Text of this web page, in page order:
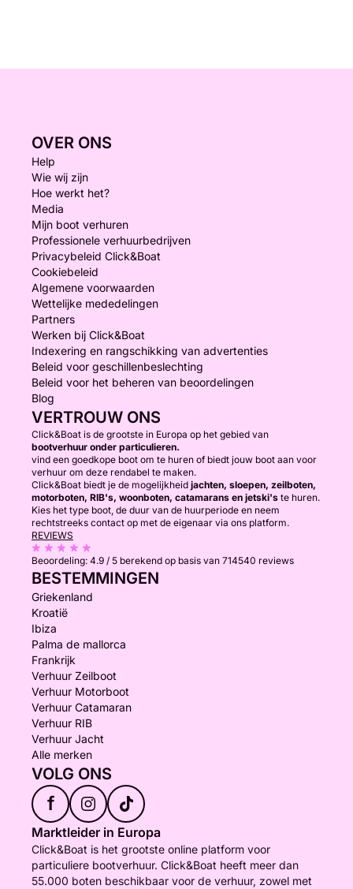
OVER ONS
Help
Wie wij zijn
Hoe werkt het?
Media
Mijn boot verhuren
Professionele verhuurbedrijven
Privacybeleid Click&Boat
Cookiebeleid
Algemene voorwaarden
Wettelijke mededelingen
Partners
Werken bij Click&Boat
Indexering en rangschikking van advertenties
Beleid voor geschillenbeslechting
Beleid voor het beheren van beoordelingen
Blog
VERTROUW ONS
Click&Boat is de grootste in Europa op het gebied van
bootverhuur onder particulieren.
vind een goedkope boot om te huren of biedt jouw boot aan voor
verhuur om deze rendabel te maken.
Click&Boat biedt je de mogelijkheid jachten, sloepen, zeilboten,
motorboten, RIB's, woonboten, catamarans en jetski's te huren.
Kies het type boot, de duur van de huurperiode en neem
rechtstreeks contact op met de eigenaar via ons platform.
REVIEWS
Beoordeling: 4.9 / 5 berekend op basis van 714540 reviews
BESTEMMINGEN
Griekenland
Kroatië
Ibiza
Palma de mallorca
Frankrijk
Verhuur Zeilboot
Verhuur Motorboot
Verhuur Catamaran
Verhuur RIB
Verhuur Jacht
Alle merken
VOLG ONS
f
Marktleider in Europa
Click&Boat is het grootste online platform voor
particuliere bootverhuur. Click&Boat heeft meer dan
55.000 boten beschikbaar voor de verhuur, zowel met